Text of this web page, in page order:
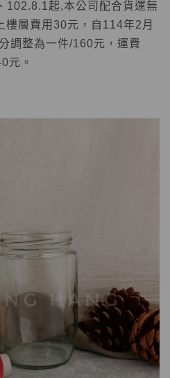
、 102.8.1 起,本公司配合貨運無
樓層費用 30元 ， 自114年2月
調整為一件/160元，運費
元。